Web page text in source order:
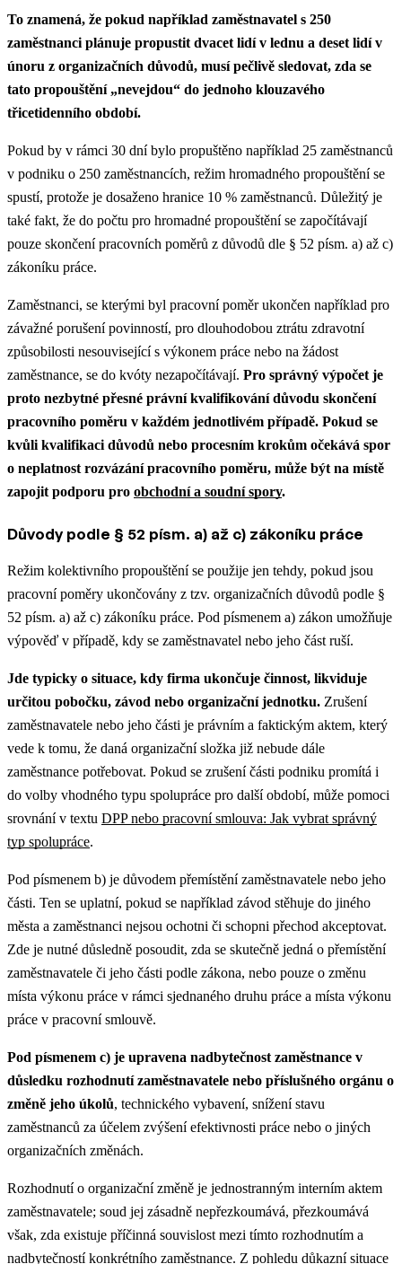
To znamená, že pokud například zaměstnavatel s 250
zaměstnanci plánuje propustit dvacet lidí v lednu a deset lidí v
únoru z organizačních důvodů, musí pečlivě sledovat, zda se
tato propouštění „nevejdou“ do jednoho klouzavého
třicetidenního období.
Pokud by v rámci 30 dní bylo propuštěno například 25 zaměstnanců
v podniku o 250 zaměstnancích, režim hromadného propouštění se
spustí, protože je dosaženo hranice 10 % zaměstnanců. Důležitý je
také fakt, že do počtu pro hromadné propouštění se započítávají
pouze skončení pracovních poměrů z důvodů dle § 52 písm. a) až c)
zákoníku práce.
Zaměstnanci, se kterými byl pracovní poměr ukončen například pro
závažné porušení povinností, pro dlouhodobou ztrátu zdravotní
způsobilosti nesouvisející s výkonem práce nebo na žádost
zaměstnance, se do kvóty nezapočítávají. Pro správný výpočet je
proto nezbytné přesné právní kvalifikování důvodu skončení
pracovního poměru v každém jednotlivém případě. Pokud se
kvůli kvalifikaci důvodů nebo procesním krokům očekává spor
o neplatnost rozvázání pracovního poměru, může být na místě
zapojit podporu pro obchodní a soudní spory.
Důvody podle § 52 písm. a) až c) zákoníku práce
Režim kolektivního propouštění se použije jen tehdy, pokud jsou
pracovní poměry ukončovány z tzv. organizačních důvodů podle §
52 písm. a) až c) zákoníku práce. Pod písmenem a) zákon umožňuje
výpověď v případě, kdy se zaměstnavatel nebo jeho část ruší.
Jde typicky o situace, kdy firma ukončuje činnost, likviduje
určitou pobočku, závod nebo organizační jednotku. Zrušení
zaměstnavatele nebo jeho části je právním a faktickým aktem, který
vede k tomu, že daná organizační složka již nebude dále
zaměstnance potřebovat. Pokud se zrušení části podniku promítá i
do volby vhodného typu spolupráce pro další období, může pomoci
srovnání v textu DPP nebo pracovní smlouva: Jak vybrat správný
typ spolupráce.
Pod písmenem b) je důvodem přemístění zaměstnavatele nebo jeho
části. Ten se uplatní, pokud se například závod stěhuje do jiného
města a zaměstnanci nejsou ochotni či schopni přechod akceptovat.
Zde je nutné důsledně posoudit, zda se skutečně jedná o přemístění
zaměstnavatele či jeho části podle zákona, nebo pouze o změnu
místa výkonu práce v rámci sjednaného druhu práce a místa výkonu
práce v pracovní smlouvě.
Pod písmenem c) je upravena nadbytečnost zaměstnance v
důsledku rozhodnutí zaměstnavatele nebo příslušného orgánu o
změně jeho úkolů, technického vybavení, snížení stavu
zaměstnanců za účelem zvýšení efektivnosti práce nebo o jiných
organizačních změnách.
Rozhodnutí o organizační změně je jednostranným interním aktem
zaměstnavatele; soud jej zásadně nepřezkoumává, přezkoumává
však, zda existuje příčinná souvislost mezi tímto rozhodnutím a
nadbytečností konkrétního zaměstnance. Z pohledu důkazní situace